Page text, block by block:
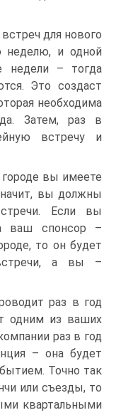
для нового
неделю, и одной
недели – тогда
Это создаст
необходима
Затем, раз в
встречу и
вы имеете
вы должны
Если вы
ваш спонсор –
то он будет
а вы –
раз в год
одним из ваших
раз в год
– она будет
Точно так
или съезды, то
квартальными